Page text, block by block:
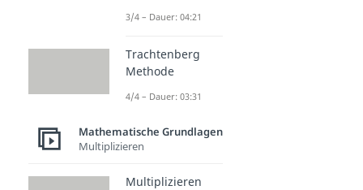
3/4 – Dauer: 04:21
Trachtenberg
Methode
4/4 – Dauer: 03:31
Mathematische Grundlagen
Multiplizieren
Multiplizieren